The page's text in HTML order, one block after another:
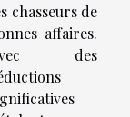
chasseurs de
affaires.
des